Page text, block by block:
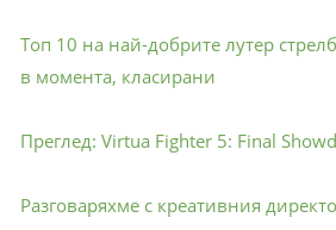
Топ 10 на най-добрите лутер
в момента, класирани
Преглед: Virtua Fighter 5: Final
Разговаряхме с креативния